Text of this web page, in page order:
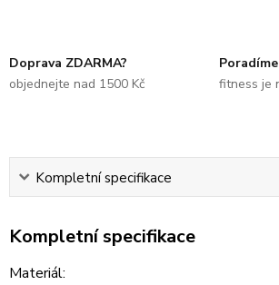
Doprava ZDARMA?
objednejte nad 1500 Kč
fitness je
Kompletní specifikace
Kompletní specifikace
Materiál: